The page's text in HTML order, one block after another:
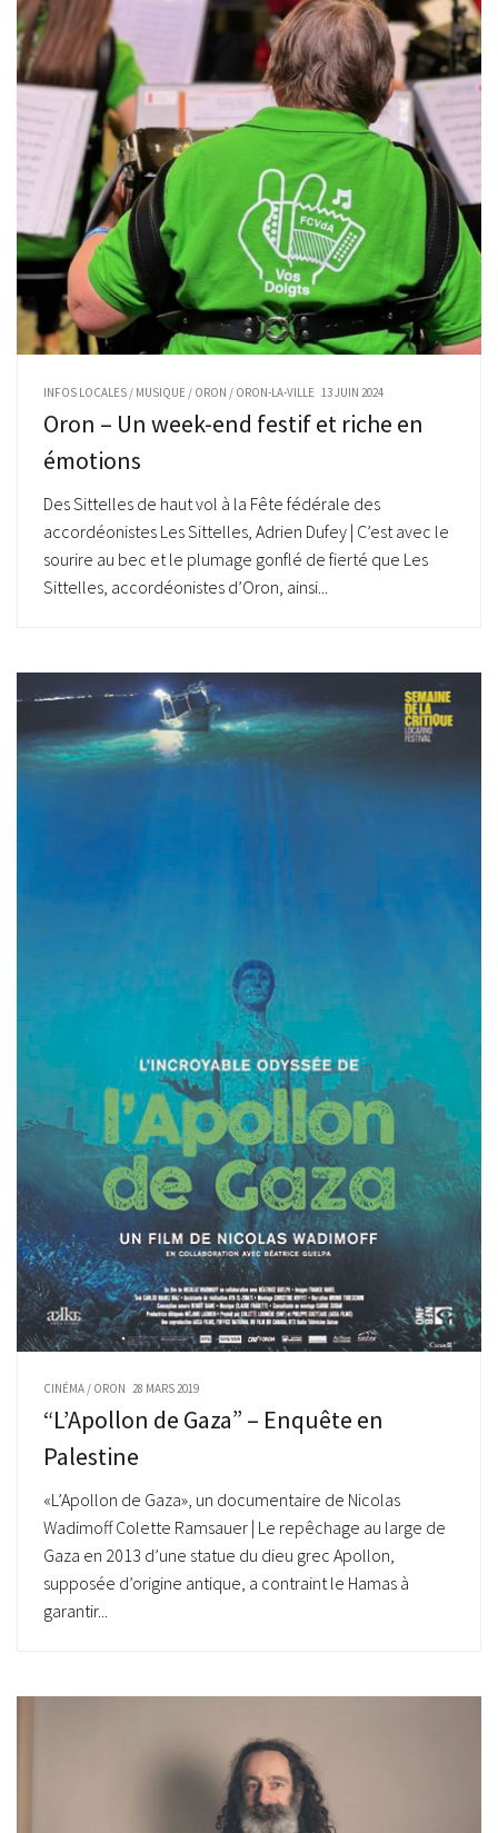
INFOS LOCALES / MUSIQUE / ORON / ORON-LA-VILLE 13 JUIN 2024
Oron – Un week-end festif et riche en
émotions
Des Sittelles de haut vol à la Fête fédérale des
accordéonistes Les Sittelles, Adrien Dufey | C’est avec le
sourire au bec et le plumage gonflé de fierté que Les
Sittelles, accordéonistes d’Oron, ainsi...
CINÉMA / ORON 28 MARS 2019
“L’Apollon de Gaza” – Enquête en
Palestine
«L’Apollon de Gaza», un documentaire de Nicolas
Wadimoff Colette Ramsauer | Le repêchage au large de
Gaza en 2013 d’une statue du dieu grec Apollon,
supposée d’origine antique, a contraint le Hamas à
garantir...